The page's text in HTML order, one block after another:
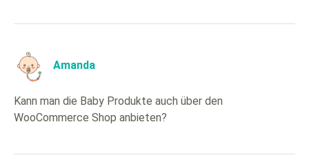
Amanda
Kann man die Baby Produkte auch über den
WooCommerce Shop anbieten?